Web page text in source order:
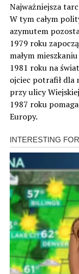
Najważniejsza
W tym całym
azymutem
1979 roku
małym
1981 roku na
ojciec potrafił dla
przy ulicy
1987 roku
Europy.